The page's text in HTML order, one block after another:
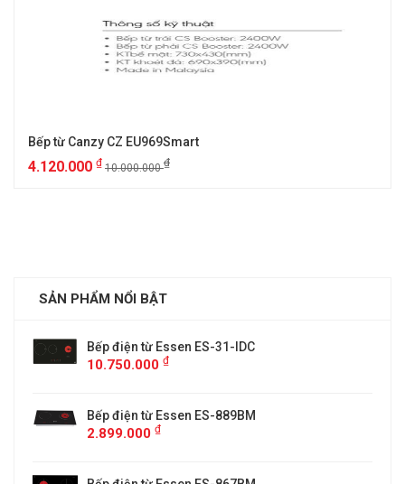
Bếp từ Canzy CZ EU969Smart
4.120.000 ₫ 10.000.000₫
SẢN PHẨM NỔI BẬT
Bếp điện từ Essen ES-31-IDC
10.750.000 ₫
Bếp điện từ Essen ES-889BM
2.899.000 ₫